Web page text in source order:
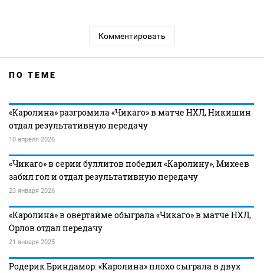
Комментировать
ПО ТЕМЕ
«Каролина» разгромила «Чикаго» в матче НХЛ, Никишин
отдал результативную передачу
10 апреля 2026
«Чикаго» в серии буллитов победил «Каролину», Михеев
забил гол и отдал результативную передачу
23 января 2026
«Каролина» в овертайме обыграла «Чикаго» в матче НХЛ,
Орлов отдал передачу
21 января 2025
Родерик Бриндамор: «Каролина» плохо сыграла в двух